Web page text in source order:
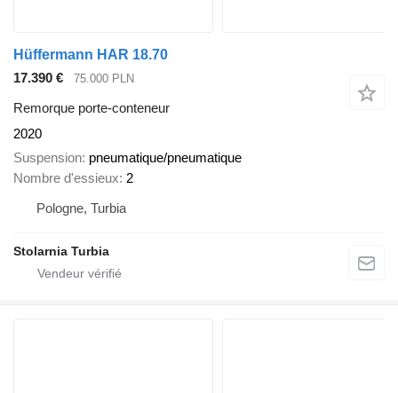
Hüffermann HAR 18.70
17.390 €
75.000 PLN
Remorque porte-conteneur
2020
Suspension pneumatique/pneumatique
Nombre d'essieux 2
Pologne, Turbia
Stolarnia Turbia